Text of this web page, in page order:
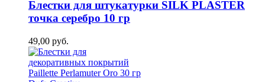
Блестки для штукатурки SILK PLASTER
точка серебро 10 гр
49,00 руб.